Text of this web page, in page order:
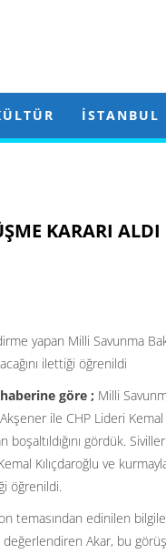
İSTANBUL
KARARI ALDI
yapan Milli Savunma
ilettiği öğrenildi
göre ; Milli
ile CHP Lideri Kemal
gördük.
Kılıçdaroğlu ve
öğrenildi.
temasından edinilen
Akar, bu